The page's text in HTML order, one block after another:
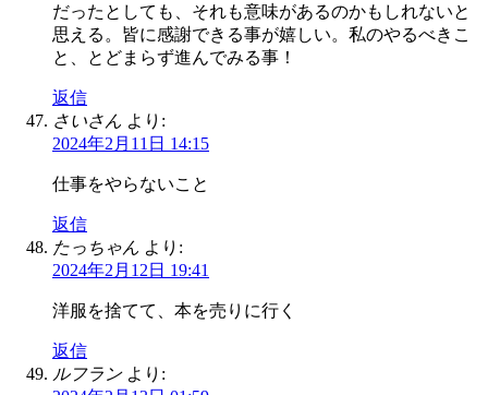
だったとしても、それも意味があるのかもしれないと
思える。皆に感謝できる事が嬉しい。私のやるべきこ
と、とどまらず進んでみる事！
返信
さいさん より:
2024年2月11日 14:15
仕事をやらないこと
返信
たっちゃん より:
2024年2月12日 19:41
洋服を捨てて、本を売りに行く
返信
ルフラン より: